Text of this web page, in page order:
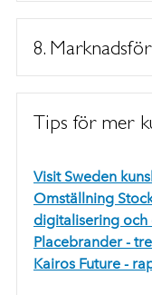
8.
Tips för mer
Visit Sweden
Omställning
digitalisering och
Placebrander -
Kairos Future -